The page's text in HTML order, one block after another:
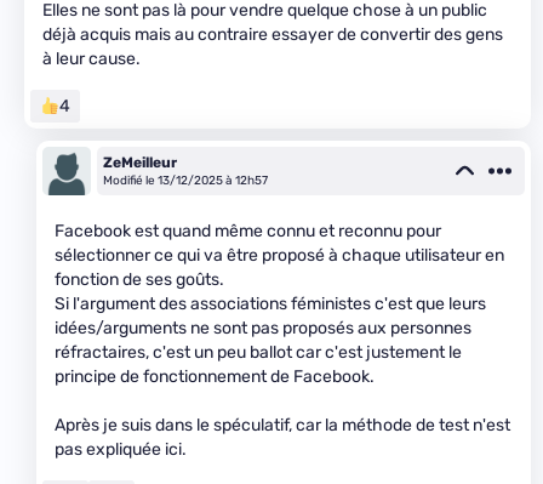
Elles ne sont pas là pour vendre quelque chose à un public
déjà acquis mais au contraire essayer de convertir des gens
à leur cause.
4
ZeMeilleur
Modifié le 13/12/2025 à 12h57
Facebook est quand même connu et reconnu pour
sélectionner ce qui va être proposé à chaque utilisateur en
fonction de ses goûts.
Si l'argument des associations féministes c'est que leurs
idées/arguments ne sont pas proposés aux personnes
réfractaires, c'est un peu ballot car c'est justement le
principe de fonctionnement de Facebook.
Après je suis dans le spéculatif, car la méthode de test n'est
pas expliquée ici.